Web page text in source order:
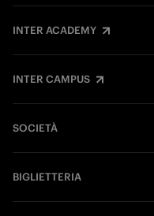
INTER ACADEMY
INTER CAMPUS
SOCIETÀ
BIGLIETTERIA